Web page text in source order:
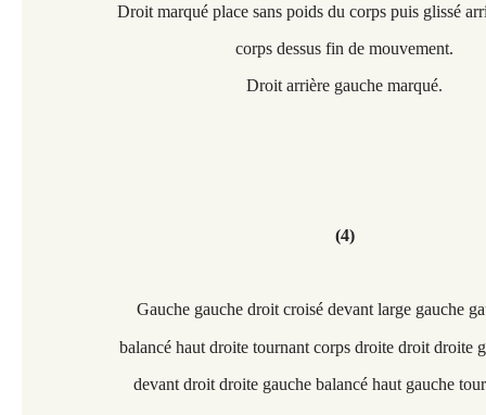
Droit marqué place sans poids du corps puis glissé
corps dessus fin de mouvement.
Droit arrière gauche marqué.
(4)
Gauche gauche droit croisé devant large gauche
balancé haut droite tournant corps droite droit droite
devant droit droite gauche balancé haut gauche